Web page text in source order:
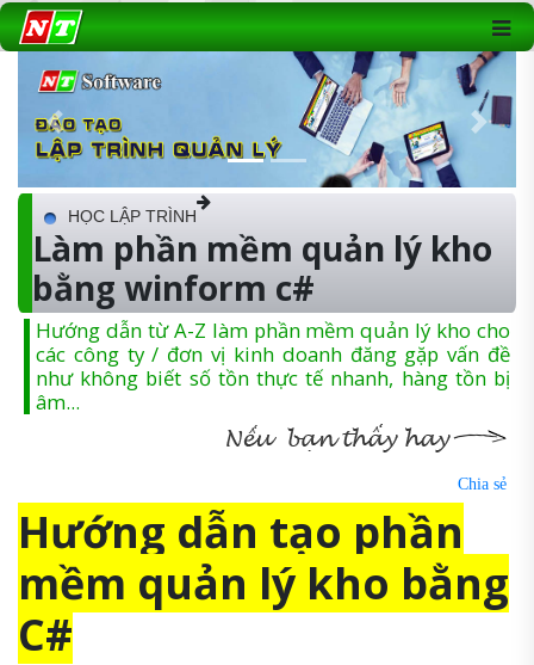
Previous Next
HỌC LẬP TRÌNH
Làm phần mềm quản lý kho
bằng winform c#
Hướng dẫn từ A-Z làm phần mềm quản lý kho cho
các công ty / đơn vị kinh doanh đăng gặp vấn đề
như không biết số tồn thực tế nhanh, hàng tồn bị
âm...
Chia sẻ
Hướng dẫn tạo phần
mềm quản lý kho bằng
C#